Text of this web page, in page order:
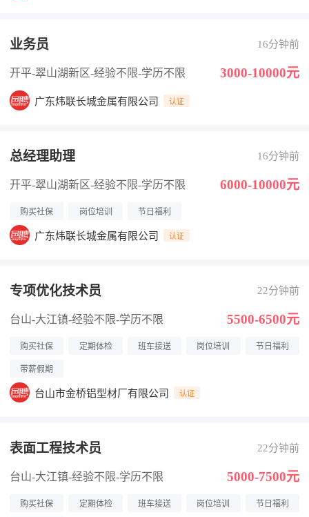
业务员 16分钟前
开平-翠山湖新区-经验不限-学历不限 3000-10000元
广东炜联长城金属有限公司 认证
总经理助理 16分钟前
开平-翠山湖新区-经验不限-学历不限 6000-10000元
购买社保 岗位培训 节日福利
广东炜联长城金属有限公司 认证
专项优化技术员 22分钟前
台山-大江镇-经验不限-学历不限 5500-6500元
购买社保 定期体检 班车接送 岗位培训 节日福利
带薪假期
台山市金桥铝型材厂有限公司 认证
表面工程技术员 22分钟前
台山-大江镇-经验不限-学历不限 5000-7500元
购买社保 定期体检 班车接送 岗位培训 节日福利